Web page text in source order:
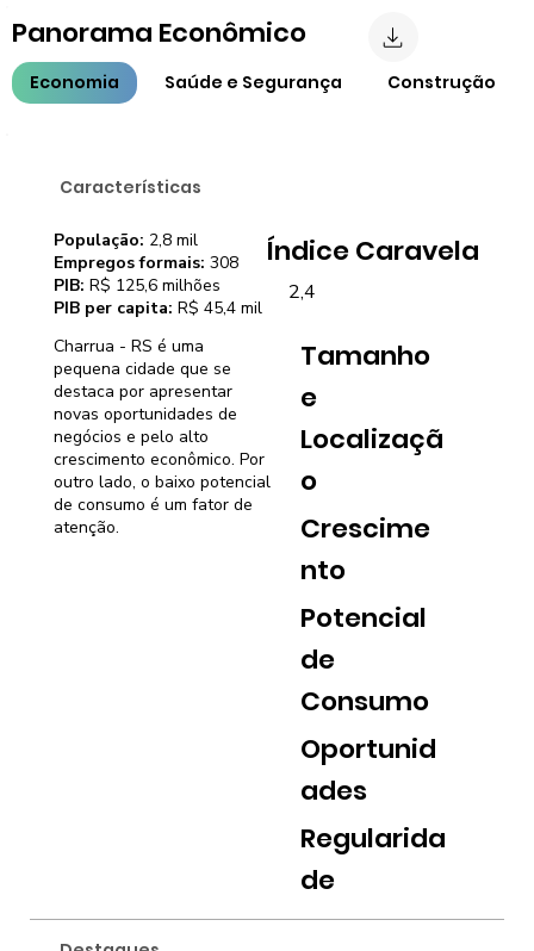
Características
Charrua - RS é uma
pequena cidade que se
destaca por apresentar
novas oportunidades de
negócios e pelo alto
crescimento econômico. Por
outro lado, o baixo potencial
de consumo é um fator de
atenção.
Índice Caravela
2,4
Tamanho
e
Localizaçã
o
Crescime
nto
Potencial
de
Consumo
Oportunid
ades
Regularida
de
População: 2,8 mil
Empregos formais: 308
PIB: R$ 125,6 milhões
PIB per capita: R$ 45,4 mil
Economia Saúde e Segurança Construção
Panorama Econômico